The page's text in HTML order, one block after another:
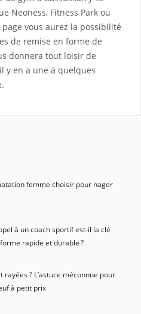
Neoness, Fitness Park ou
vous aurez la possibilité
de remise en forme de
donnera tout loisir de
y en a une à quelques
femme choisir pour nager
à un coach sportif est-il la clé
rapide et durable ?
rayées ? L’astuce méconnue pour
à petit prix